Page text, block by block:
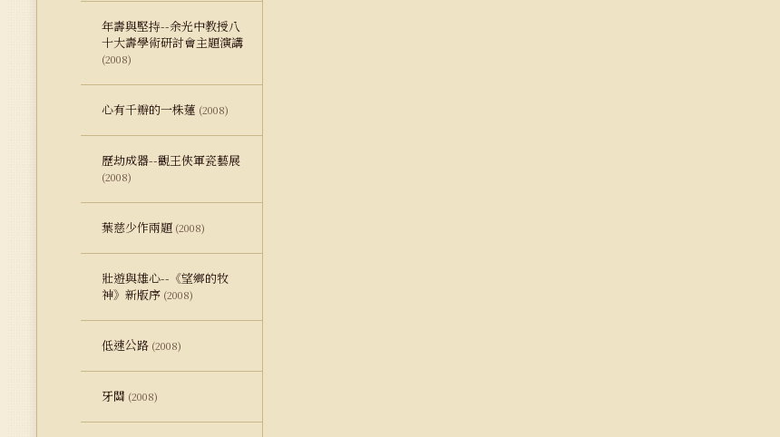
年壽與堅持--余光中教授八
十大壽學術研討會主題演講
(2008)
心有千瓣的一株蓮 (2008)
歷劫成器--觀王俠軍瓷藝展
(2008)
葉慈少作兩題 (2008)
壯遊與雄心--《望鄉的牧
神》新版序 (2008)
低速公路 (2008)
牙關 (2008)